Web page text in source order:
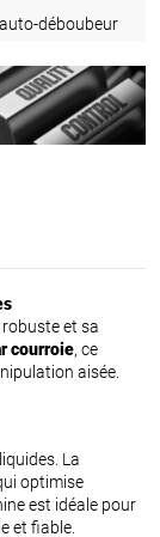
déboubeur
et sa
courroie, ce
aisée.
La
optimise
est idéale pour
et fiable.